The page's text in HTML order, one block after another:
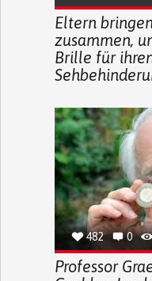
Eltern
zusammen,
Brille für
482 0
Professor